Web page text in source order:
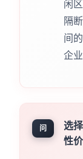
闲
隔
间
企
问
选
性